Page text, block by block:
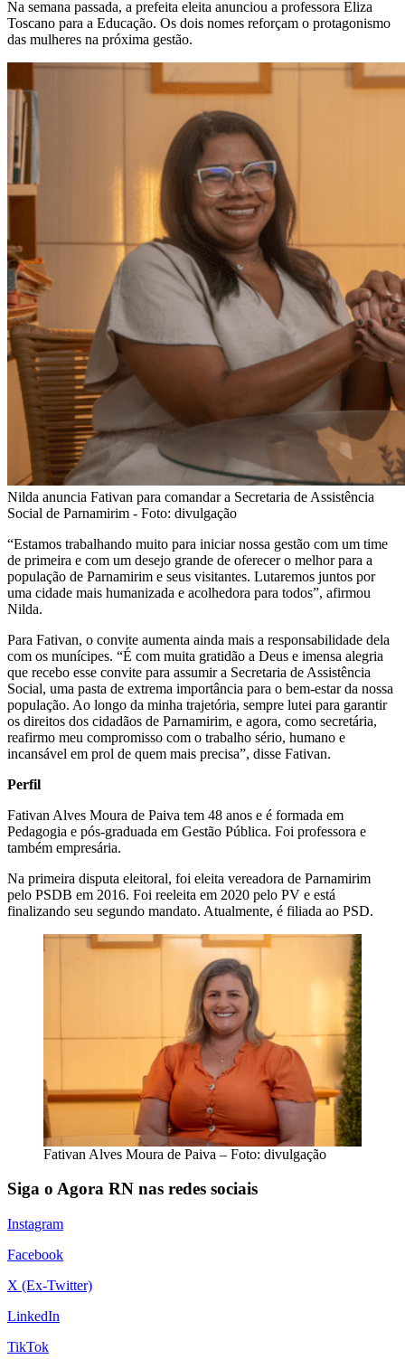
Na semana passada, a prefeita eleita anunciou a professora Eliza
Toscano para a Educação. Os dois nomes reforçam o protagonismo
das mulheres na próxima gestão.
Nilda anuncia Fativan para comandar a Secretaria de Assistência
Social de Parnamirim - Foto: divulgação
“Estamos trabalhando muito para iniciar nossa gestão com um time
de primeira e com um desejo grande de oferecer o melhor para a
população de Parnamirim e seus visitantes. Lutaremos juntos por
uma cidade mais humanizada e acolhedora para todos”, afirmou
Nilda.
Para Fativan, o convite aumenta ainda mais a responsabilidade dela
com os munícipes. “É com muita gratidão a Deus e imensa alegria
que recebo esse convite para assumir a Secretaria de Assistência
Social, uma pasta de extrema importância para o bem-estar da nossa
população. Ao longo da minha trajetória, sempre lutei para garantir
os direitos dos cidadãos de Parnamirim, e agora, como secretária,
reafirmo meu compromisso com o trabalho sério, humano e
incansável em prol de quem mais precisa”, disse Fativan.
Perfil
Fativan Alves Moura de Paiva tem 48 anos e é formada em
Pedagogia e pós-graduada em Gestão Pública. Foi professora e
também empresária.
Na primeira disputa eleitoral, foi eleita vereadora de Parnamirim
pelo PSDB em 2016. Foi reeleita em 2020 pelo PV e está
finalizando seu segundo mandato. Atualmente, é filiada ao PSD.
Fativan Alves Moura de Paiva – Foto: divulgação
Siga o Agora RN nas redes sociais
Instagram
Facebook
X (Ex-Twitter)
LinkedIn
TikTok